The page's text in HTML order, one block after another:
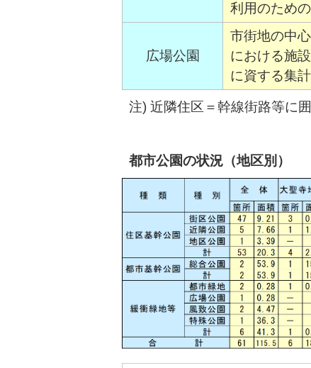
利用のため
広場公園
市街地の中
における施
に資する集
注) 近隣住区＝幹線街路等に
都市公園の状況（地区別）